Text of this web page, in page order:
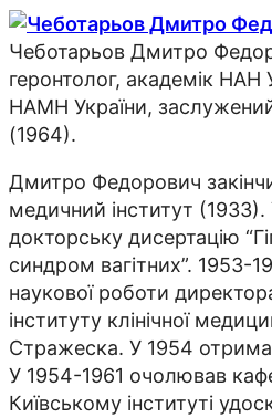
Чеботарьов Дмитро
геронтолог, академiк НАН
НАМН України,
(1964).
Дмитро Федорович
медичний інститут
докторську дисертацiю
синдром вагiтних”. 1953-
наукової роботи
iнституту клiнiчної
Стражеска. У 1954
У 1954-1961 очолював
Київському iнститутi